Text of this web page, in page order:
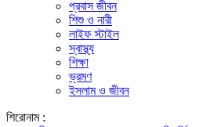
প্রবাস জীবন
শিশু ও নারী
লাইফ স্টাইল
স্বাস্থ্য
শিক্ষা
ভ্রমণ
ইসলাম ও জীবন
শিরোনাম :